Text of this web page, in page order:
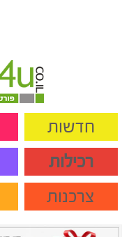
חדשות
רכילות
צרכנות